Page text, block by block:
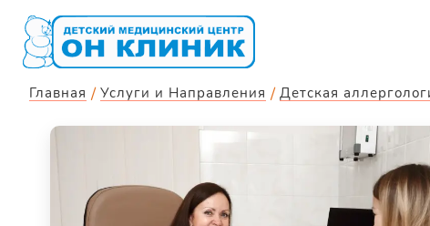
Главная Услуги и Направления Детская